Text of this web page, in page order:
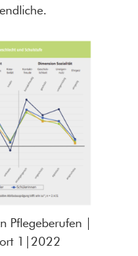
Pflegeberufen |
1|2022